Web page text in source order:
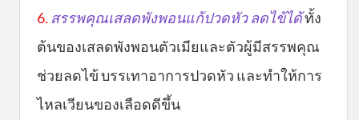
6. สรรพคุณเสลดพังพอนแก้ปวดหัว ลดไข้ได้ทั้ง
ต้นของเสลดพังพอนตัวเมียและตัวผู้มีสรรพคุณ
ช่วยลดไข้ บรรเทาอาการปวดหัว และทำให้การ
ไหลเวียนของเลือดดีขึ้น